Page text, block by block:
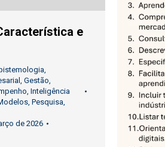
e
,
, Gestão,
, Inteligência
, Pesquisa,
de 2026